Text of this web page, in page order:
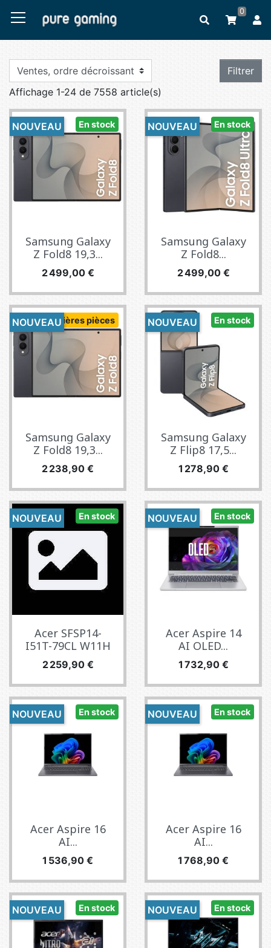
0
Filtrer
Affichage 1-24 de 7558 article(s)
En stock
Samsung Galaxy
Z Fold8 19,3...
Prix
2 499,00 €
NOUVEAU En stock
Samsung Galaxy
Z Fold8...
Prix
2 499,00 €
NOUVEAU
Dernières pièces
Samsung Galaxy
Z Fold8 19,3...
Prix
2 238,90 €
NOUVEAU En stock
Samsung Galaxy
Z Flip8 17,5...
Prix
1 278,90 €
NOUVEAU
En stock
Acer SFSP14-
I51T-79CL W11H
Prix
2 259,90 €
NOUVEAU En stock
Acer Aspire 14
AI OLED...
Prix
1 732,90 €
NOUVEAU
En stock
Acer Aspire 16
AI...
Prix
1 536,90 €
NOUVEAU En stock
Acer Aspire 16
AI...
Prix
1 768,90 €
NOUVEAU
En stock
NOUVEAU En stock
NOUVEAU